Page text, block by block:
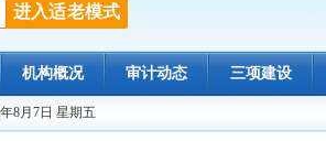
进入适老模式
机构概况 审计动态 三项建设
8月7日 星期五